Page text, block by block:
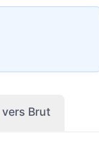
vers Brut